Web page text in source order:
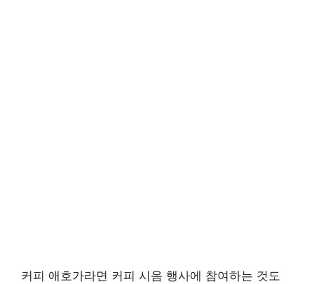
커피 애호가라면 커피 시음 행사에 참여하는 것도